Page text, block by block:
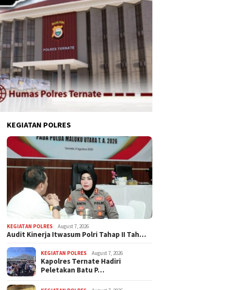
KEGIATAN POLRES
KEGIATAN POLRES August 7, 2026
Audit Kinerja Itwasum Polri Tahap II Tah…
KEGIATAN POLRES August 7, 2026
Kapolres Ternate Hadiri
Peletakan Batu P…